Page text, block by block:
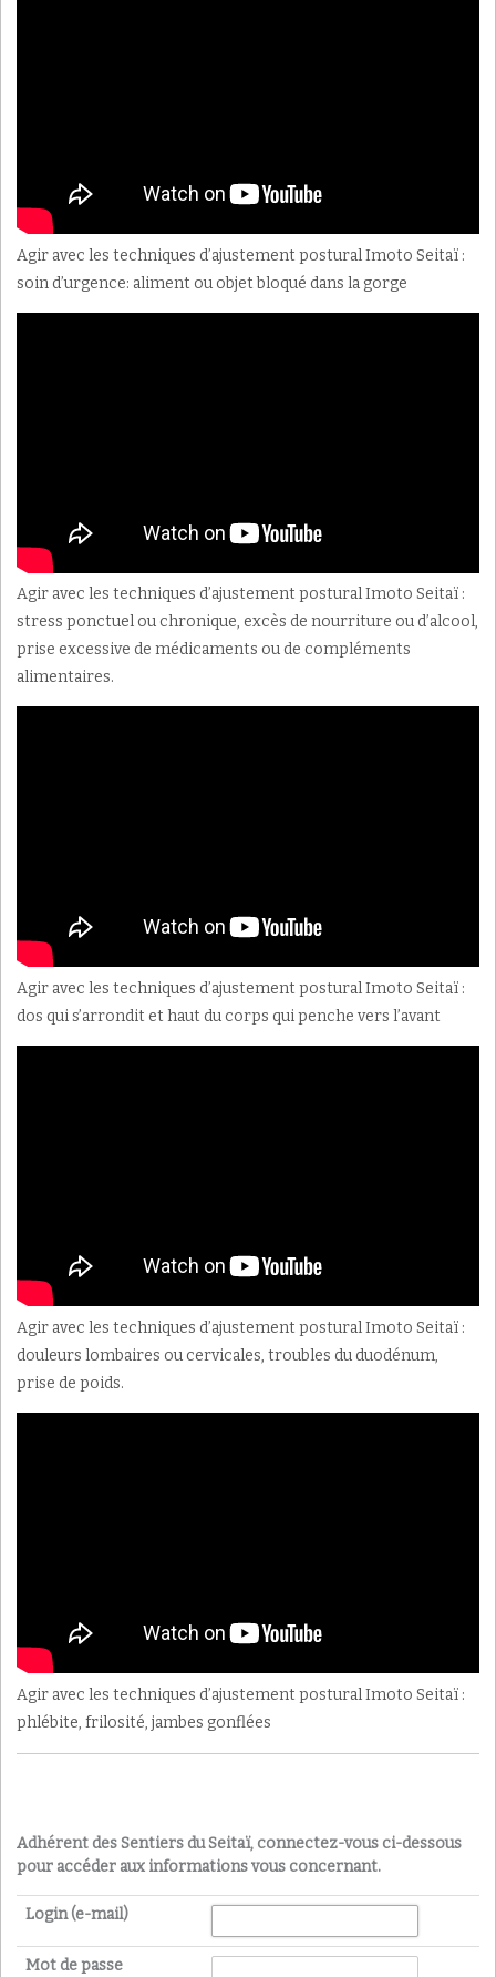
Agir avec les techniques d’ajustement postural Imoto Seitaï :
soin d’urgence: aliment ou objet bloqué dans la gorge
Agir avec les techniques d’ajustement postural Imoto Seitaï :
stress ponctuel ou chronique, excès de nourriture ou d’alcool,
prise excessive de médicaments ou de compléments
alimentaires.
Agir avec les techniques d’ajustement postural Imoto Seitaï :
dos qui s’arrondit et haut du corps qui penche vers l’avant
Agir avec les techniques d’ajustement postural Imoto Seitaï :
douleurs lombaires ou cervicales, troubles du duodénum,
prise de poids.
Agir avec les techniques d’ajustement postural Imoto Seitaï :
phlébite, frilosité, jambes gonflées
Adhérent des Sentiers du Seitaï, connectez-vous ci-dessous
pour accéder aux informations vous concernant.
Login (e-mail)
Mot de passe